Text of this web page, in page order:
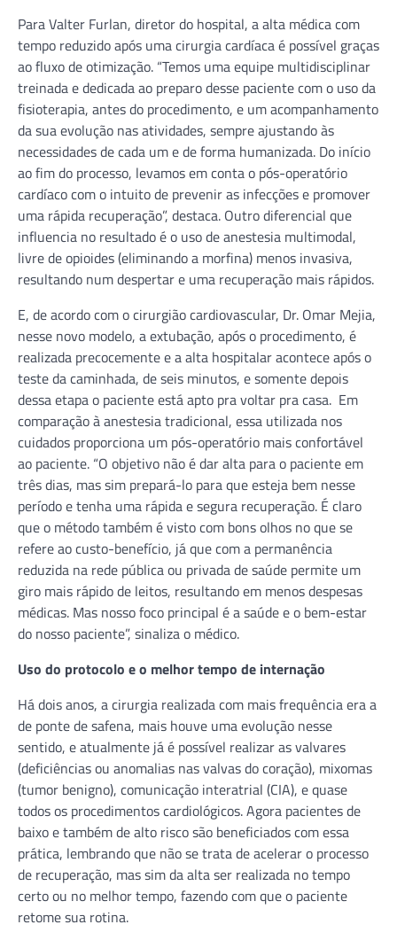
Para Valter Furlan, diretor do hospital, a alta médica com
tempo reduzido após uma cirurgia cardíaca é possível graças
ao fluxo de otimização. “Temos uma equipe multidisciplinar
treinada e dedicada ao preparo desse paciente com o uso da
fisioterapia, antes do procedimento, e um acompanhamento
da sua evolução nas atividades, sempre ajustando às
necessidades de cada um e de forma humanizada. Do início
ao fim do processo, levamos em conta o pós-operatório
cardíaco com o intuito de prevenir as infecções e promover
uma rápida recuperação”, destaca. Outro diferencial que
influencia no resultado é o uso de anestesia multimodal,
livre de opioides (eliminando a morfina) menos invasiva,
resultando num despertar e uma recuperação mais rápidos.
E, de acordo com o cirurgião cardiovascular, Dr. Omar Mejia,
nesse novo modelo, a extubação, após o procedimento, é
realizada precocemente e a alta hospitalar acontece após o
teste da caminhada, de seis minutos, e somente depois
dessa etapa o paciente está apto pra voltar pra casa. Em
comparação à anestesia tradicional, essa utilizada nos
cuidados proporciona um pós-operatório mais confortável
ao paciente. “O objetivo não é dar alta para o paciente em
três dias, mas sim prepará-lo para que esteja bem nesse
período e tenha uma rápida e segura recuperação. É claro
que o método também é visto com bons olhos no que se
refere ao custo-benefício, já que com a permanência
reduzida na rede pública ou privada de saúde permite um
giro mais rápido de leitos, resultando em menos despesas
médicas. Mas nosso foco principal é a saúde e o bem-estar
do nosso paciente”, sinaliza o médico.
Uso do protocolo e o melhor tempo de internação
Há dois anos, a cirurgia realizada com mais frequência era a
de ponte de safena, mais houve uma evolução nesse
sentido, e atualmente já é possível realizar as valvares
(deficiências ou anomalias nas valvas do coração), mixomas
(tumor benigno), comunicação interatrial (CIA), e quase
todos os procedimentos cardiológicos. Agora pacientes de
baixo e também de alto risco são beneficiados com essa
prática, lembrando que não se trata de acelerar o processo
de recuperação, mas sim da alta ser realizada no tempo
certo ou no melhor tempo, fazendo com que o paciente
retome sua rotina.